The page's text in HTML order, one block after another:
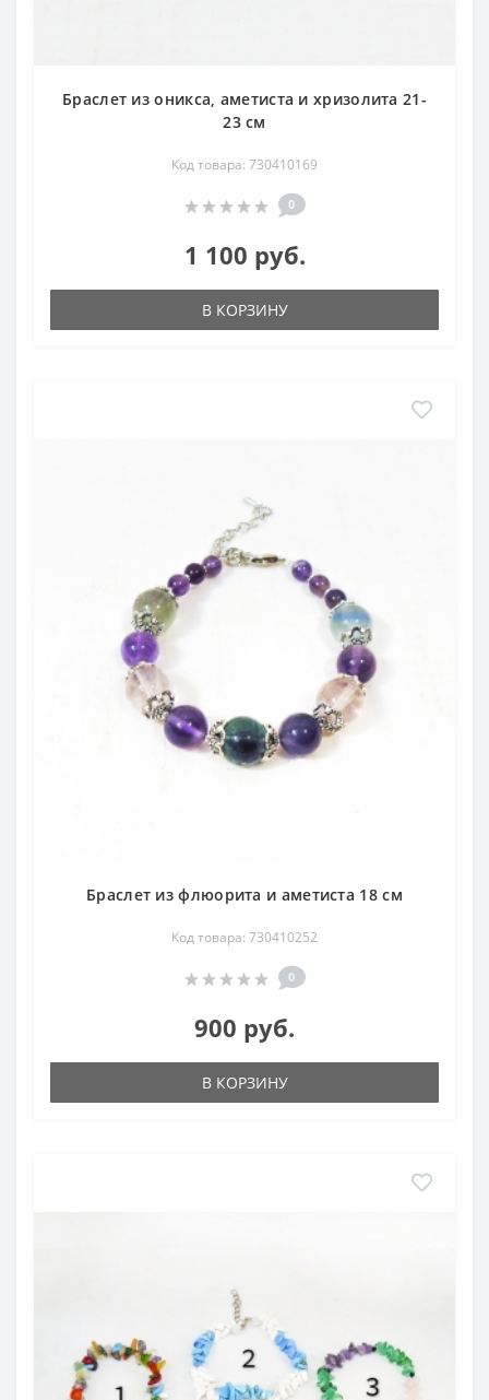
Браслет из оникса, аметиста и хризолита 21-
23 см
Код товара: 730410169
0
1 100 руб.
В КОРЗИНУ
Браслет из флюорита и аметиста 18 см
Код товара: 730410252
0
900 руб.
В КОРЗИНУ